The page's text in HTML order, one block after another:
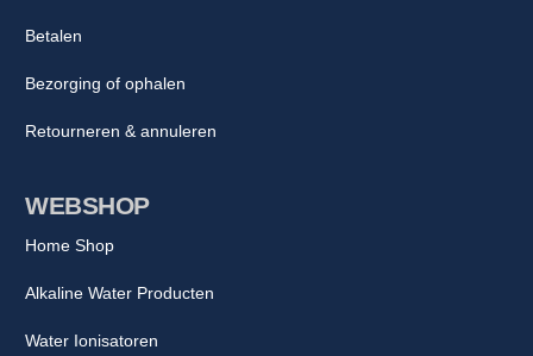
WEBSHOP
Home Shop
Alkaline Water Producten
Water Ionisatoren
Betalen
Bezorging of ophalen
Retourneren & annuleren